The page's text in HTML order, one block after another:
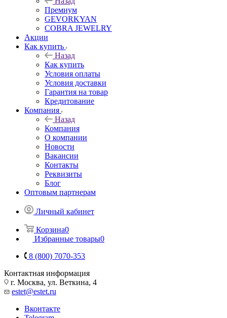
Премиум
GEVORKYAN
COBRA JEWELRY
Акции
Как купить
Назад
Как купить
Условия оплаты
Условия доставки
Гарантия на товар
Кредитование
Компания
Назад
Компания
О компании
Новости
Вакансии
Контакты
Реквизиты
Блог
Оптовым партнерам
Личный кабинет
Корзина0
Избранные товары0
8 (800) 7070-353
Контактная информация
г. Москва, ул. Веткина, 4
estet@estet.ru
Вконтакте